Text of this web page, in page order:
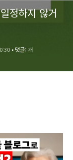
정하지 않거
• 댓글: 개